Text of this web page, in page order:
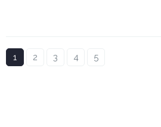
1 2 3 4 5